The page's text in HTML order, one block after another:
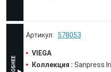
578053
VIEGA
Коллекция : Sanpress